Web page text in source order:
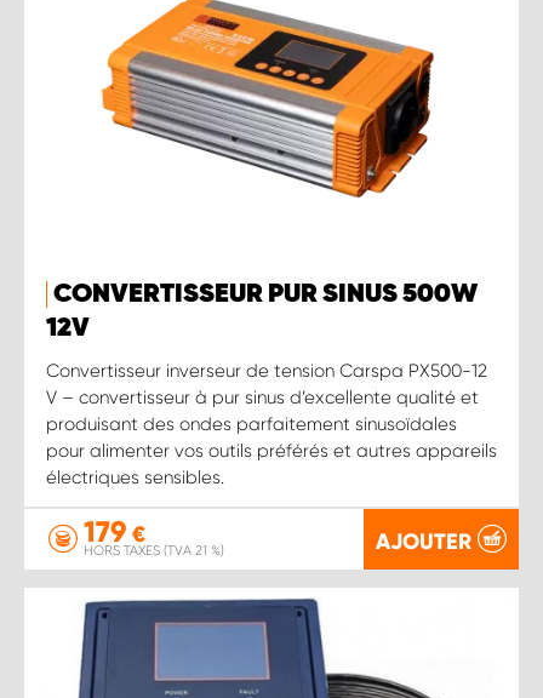
CONVERTISSEUR PUR SINUS 500W
12 V
Convertisseur inverseur de tension Carspa PX500-12
V – convertisseur à pur sinus d’excellente qualité et
produisant des ondes parfaitement sinusoïdales
pour alimenter vos outils préférés et autres appareils
électriques sensibles.
179 €
HORS TAXES (TVA 21 %) AJOUTER